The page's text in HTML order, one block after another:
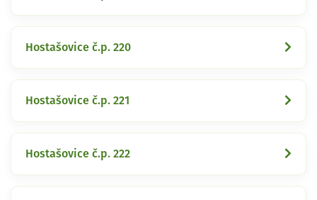
Hostašovice č.p. 220
Hostašovice č.p. 221
Hostašovice č.p. 222